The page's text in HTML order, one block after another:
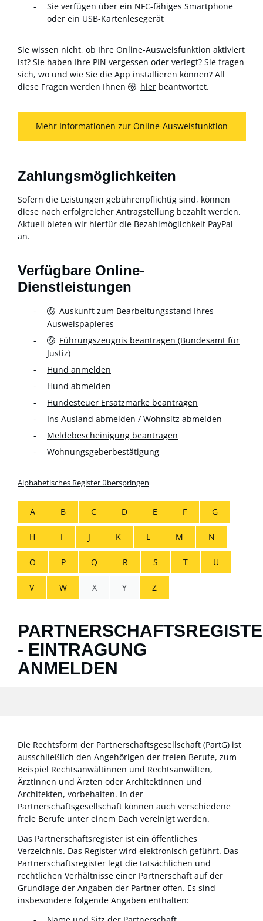
Sie verfügen über ein NFC-fähiges Smartphone
oder ein USB-Kartenlesegerät
Sie wissen nicht, ob Ihre Online-Ausweisfunktion aktiviert
ist? Sie haben Ihre PIN vergessen oder verlegt? Sie fragen
sich, wo und wie Sie die App installieren können? All
diese Fragen werden Ihnen
hier beantwortet.
Mehr Informationen zur Online-Ausweisfunktion
Zahlungsmöglichkeiten
Sofern die Leistungen gebührenpflichtig sind, können
diese nach erfolgreicher Antragstellung bezahlt werden.
Aktuell bieten wir hierfür die Bezahlmöglichkeit PayPal
an.
Verfügbare Online-
Dienstleistungen
Auskunft zum Bearbeitungsstand Ihres
Ausweispapieres
Führungszeugnis beantragen (Bundesamt für
Justiz)
Hund anmelden
Hund abmelden
Hundesteuer Ersatzmarke beantragen
Ins Ausland abmelden / Wohnsitz abmelden
Meldebescheinigung beantragen
Wohnungsgeberbestätigung
Alphabetisches Register überspringen
A B C D E F G
H I J K L M N
O P Q R S T U
V W X Y Z
- EINTRAGUNG
ANMELDEN
Die Rechtsform der Partnerschaftsgesellschaft (PartG) ist
ausschließlich den Angehörigen der freien Berufe, zum
Beispiel Rechtsanwältinnen und Rechtsanwälten,
Ärztinnen und Ärzten oder Architektinnen und
Architekten, vorbehalten. In der
Partnerschaftsgesellschaft können auch verschiedene
freie Berufe unter einem Dach vereinigt werden.
Das Partnerschaftsregister ist ein öffentliches
Verzeichnis. Das Register wird elektronisch geführt. Das
Partnerschaftsregister legt die tatsächlichen und
rechtlichen Verhältnisse einer Partnerschaft auf der
Grundlage der Angaben der Partner offen. Es sind
insbesondere folgende Angaben enthalten: